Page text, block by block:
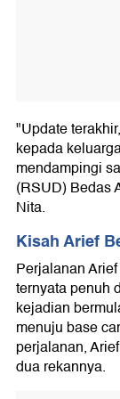
"Update
kepada
mendampingi
(RSUD) Bedas
Nita.
Kisah Arief
Perjalanan
ternyata penuh
kejadian
menuju base
perjalanan,
dua rekannya.